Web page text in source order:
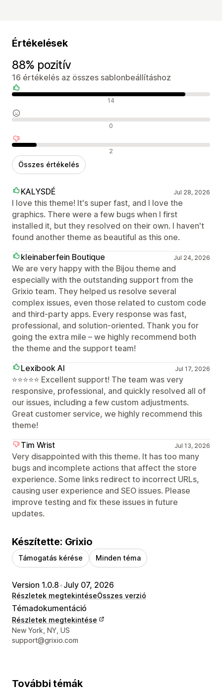
Értékelések
88% pozitív
16 értékelés az összes sablonbeállításhoz
Pozitív értékelések 14
Semleges értékelések 0
Negatív értékelések 2
Összes értékelés
KALYSDÉ Jul 28, 2026
I love this theme! It's super fast, and I love the
graphics. There were a few bugs when I first
installed it, but they resolved on their own. I haven't
found another theme as beautiful as this one.
kleinaberfein Boutique
Jul 24, 2026
We are very happy with the Bijou theme and
especially with the outstanding support from the
Grixio team. They helped us resolve several
complex issues, even those related to custom code
and third-party apps. Every response was fast,
professional, and solution-oriented. Thank you for
going the extra mile – we highly recommend both
the theme and the support team!
Lexibook AI
Jul 17, 2026
⭐⭐⭐⭐⭐ Excellent support! The team was very
responsive, professional, and quickly resolved all of
our issues, including a few custom adjustments.
Great customer service, we highly recommend this
theme!
Tim Wrist
Jul 13, 2026
Very disappointed with this theme. It has too many
bugs and incomplete actions that affect the store
experience. Some links redirect to incorrect URLs,
causing user experience and SEO issues. Please
improve testing and fix these issues in future
updates.
Készítette: Grixio
Támogatás kérése Minden téma
Version 1.0.8•July 07, 2026
Részletek megtekintéseÖsszes verzió
Témadokumentáció
Részletek megtekintése
Dizájner kapcsolattartási adatai
New York, NY, US
support@grixio.com
További témák